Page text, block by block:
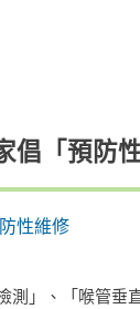
倡「預防
性維修
測」、「喉管垂